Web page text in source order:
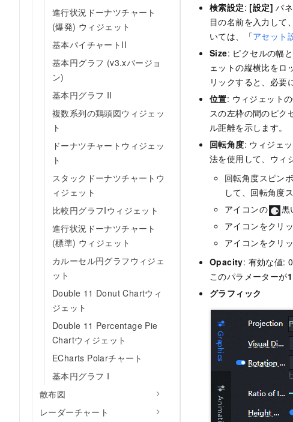
進行状況ドーナツチャート
(爆発) ウィジェット
基本パイチャートII
基本円グラフ (v3.xバージョ
ン)
基本円グラフ II
複数系列の鶏頭図ウィジェッ
ト
ドーナツチャートウィジェッ
ト
スタックドーナツチャートウ
ィジェット
比較円グラフIウィジェット
進行状況ドーナツチャート
(標準) ウィジェット
カルーセル円グラフウィジェ
ット
Double 11 Donut Chartウィ
ジェット
Double 11 Percentage Pie
Chartウィジェット
ECharts Polarチャート
基本円グラフ I
散布図
レーダーチャート
検索設定: [設定] パ
目の名前を入力して
いては、「アセット
Size: ピクセルの幅
ェットの縦横比をロ
リックすると、必要
位置: ウィジェット
スの左枠の間のピク
ル距離を示します。
回転角度: ウィジェ
法を使用して、ウィ
回転角度スピン
して、回転角度
アイコンの
黒
アイコンをクリ
アイコンをクリ
Opacity: 有効な値:
このパラメーターが1
グラフィック